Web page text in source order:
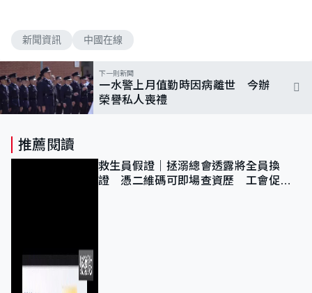
新聞資訊 中國在線
下一則新聞
一水警上月值勤時因病離世 今辦
榮譽私人喪禮
推薦閱讀
救生員假證｜拯溺總會透露將全員換
證 憑二維碼可即場查資歷 工會促加